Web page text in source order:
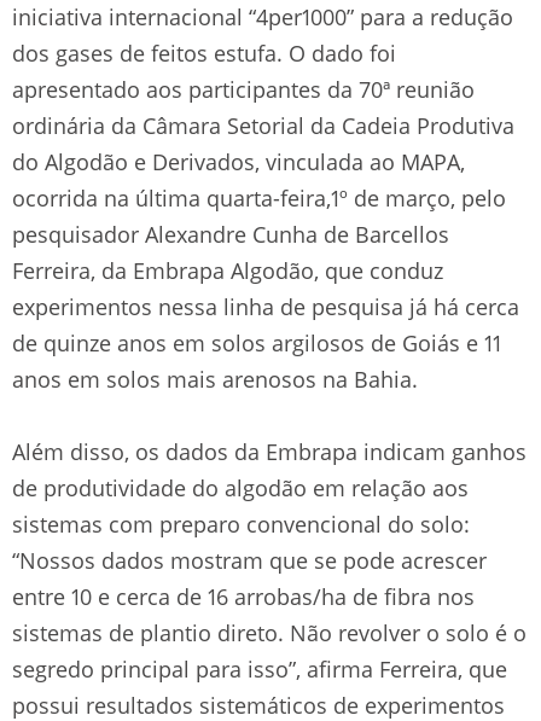
iniciativa internacional “4per1000” para a redução
dos gases de feitos estufa. O dado foi
apresentado aos participantes da 70ª reunião
ordinária da Câmara Setorial da Cadeia Produtiva
do Algodão e Derivados, vinculada ao MAPA,
ocorrida na última quarta-feira,1º de março, pelo
pesquisador Alexandre Cunha de Barcellos
Ferreira, da Embrapa Algodão, que conduz
experimentos nessa linha de pesquisa já há cerca
de quinze anos em solos argilosos de Goiás e 11
anos em solos mais arenosos na Bahia.
Além disso, os dados da Embrapa indicam ganhos
de produtividade do algodão em relação aos
sistemas com preparo convencional do solo:
“Nossos dados mostram que se pode acrescer
entre 10 e cerca de 16 arrobas/ha de fibra nos
sistemas de plantio direto. Não revolver o solo é o
segredo principal para isso”, afirma Ferreira, que
possui resultados sistemáticos de experimentos